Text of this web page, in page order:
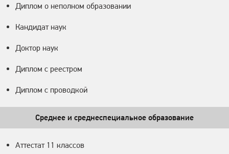
Диплом о неполном образовании
Кандидат наук
Доктор наук
Диплом с реестром
Диплом с проводкой
Среднее и среднеспециальное образование
Аттестат 11 классов